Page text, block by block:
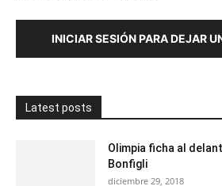
INICIAR SESIÓN PARA DEJAR
Latest posts
Olimpia ficha al
Bonfigli
diciembre 29, 2018